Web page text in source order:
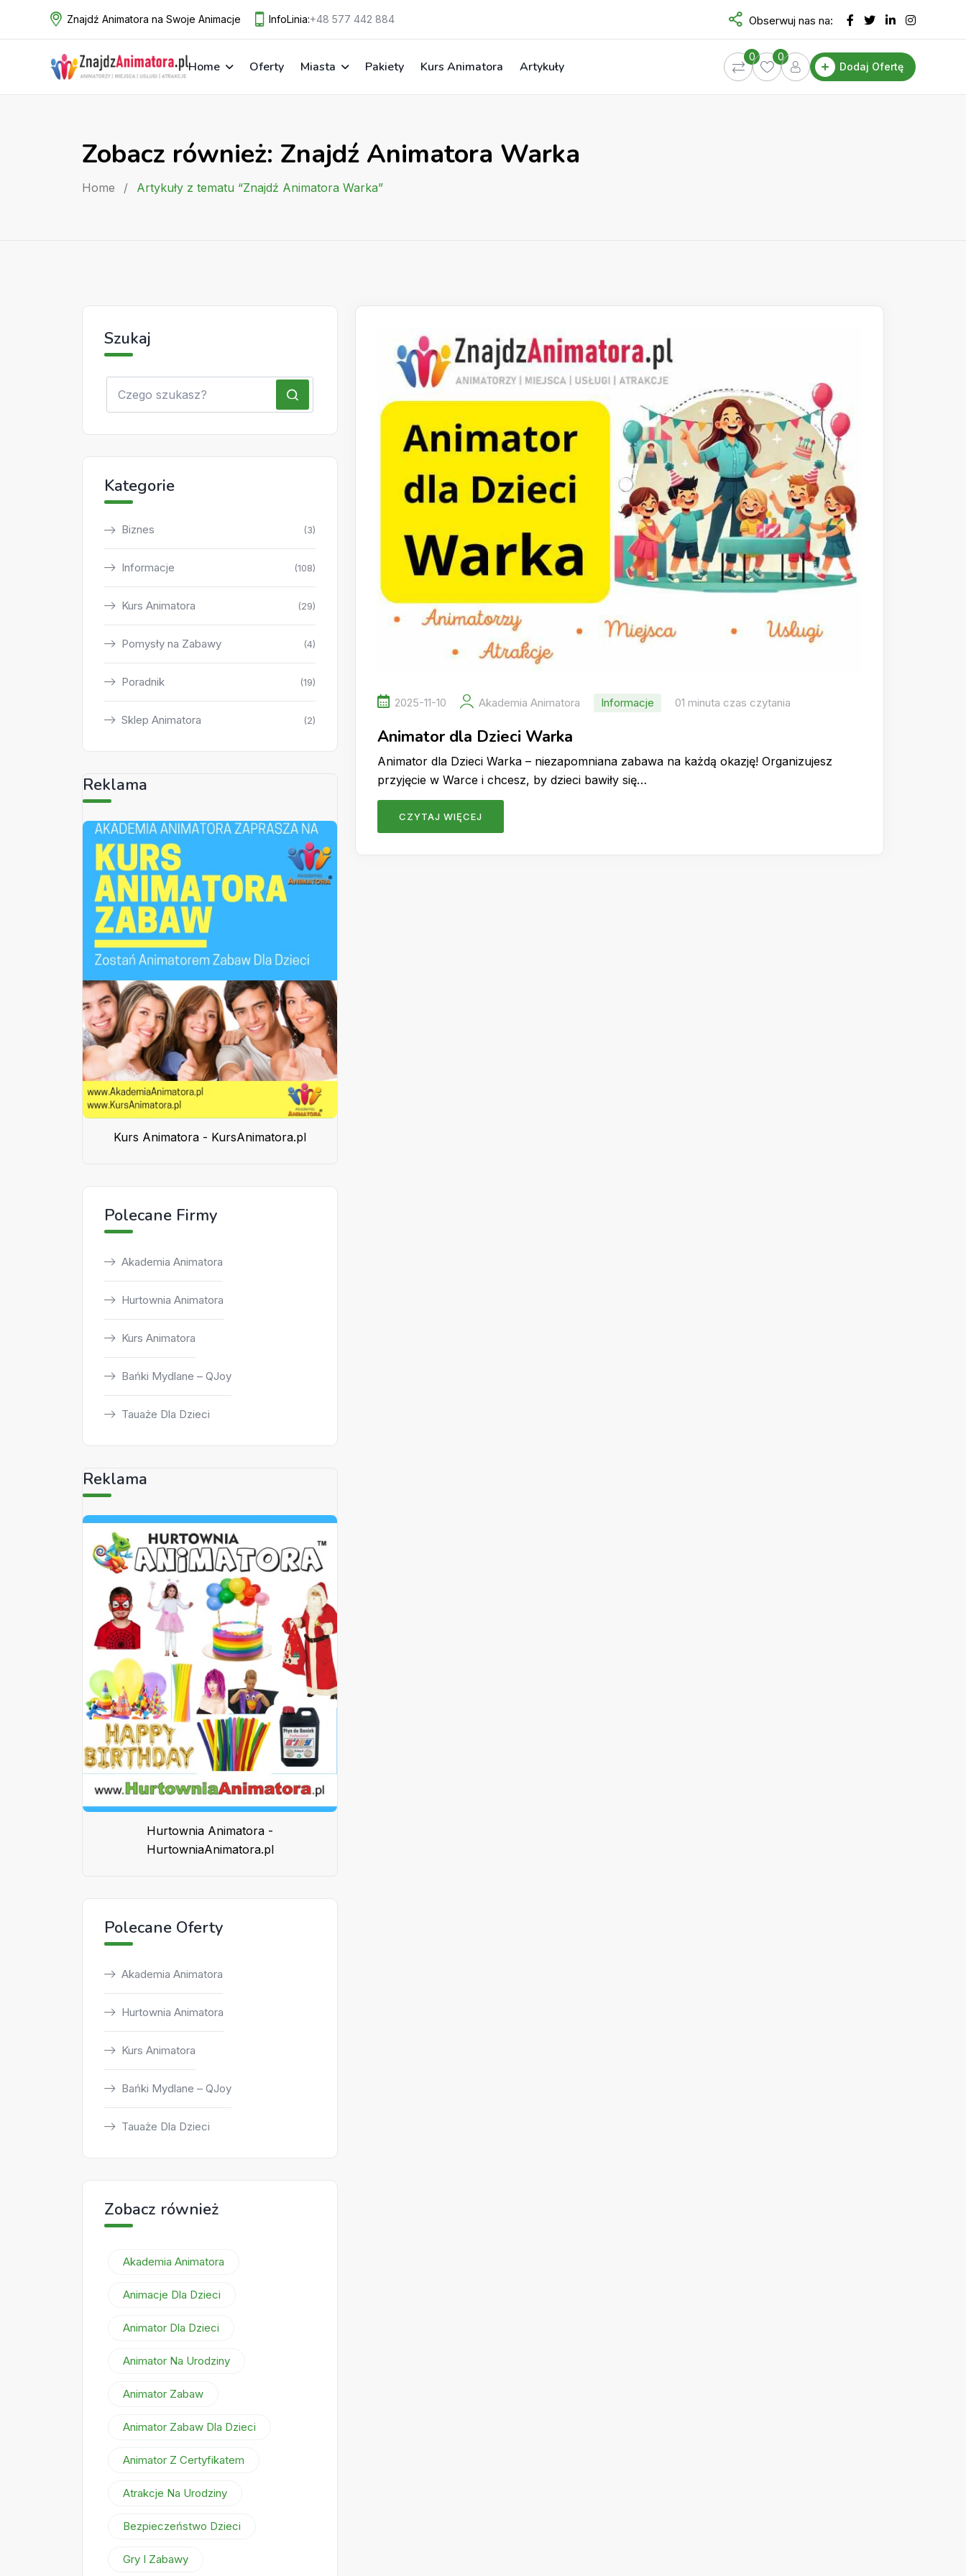
Znajdź Animatora na Swoje Animacje InfoLinia:+48 577 442 884 Obserwuj nas na:
Home Oferty Miasta Pakiety Kurs Animatora Artykuły
0
0
Dodaj Ofertę
Zobacz również: Znajdź Animatora Warka
Home / Artykuły z tematu “Znajdź Animatora Warka”
2025-11-10 Akademia Animatora Informacje 01 minuta czas czytania
Animator dla Dzieci Warka
Animator dla Dzieci Warka – niezapomniana zabawa na każdą okazję! Organizujesz
przyjęcie w Warce i chcesz, by dzieci bawiły się…
CZYTAJ WIĘCEJ
Szukaj
Kategorie
Biznes (3)
Informacje (108)
Kurs Animatora (29)
Pomysły na Zabawy (4)
Poradnik (19)
Sklep Animatora (2)
Reklama
Kurs Animatora - KursAnimatora.pl
Polecane Firmy
Akademia Animatora
Hurtownia Animatora
Kurs Animatora
Bańki Mydlane – QJoy
Tauaże Dla Dzieci
Reklama
Hurtownia Animatora -
HurtowniaAnimatora.pl
Polecane Oferty
Akademia Animatora
Hurtownia Animatora
Kurs Animatora
Bańki Mydlane – QJoy
Tauaże Dla Dzieci
Zobacz również
Akademia Animatora
Animacje Dla Dzieci
Animator Dla Dzieci
Animator Na Urodziny
Animator Zabaw
Animator Zabaw Dla Dzieci
Animator Z Certyfikatem
Atrakcje Na Urodziny
Bezpieczeństwo Dzieci
Gry I Zabawy